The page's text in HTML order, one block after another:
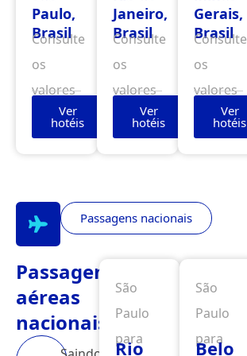
Paulo,
Brasil
Consulte
os
valores
Ver
hotéis
Janeiro,
Brasil
Consulte
os
valores
Ver
hotéis
Gerais,
Brasil
Consulte
os
valores
Ver
hotéis
Passagens nacionais
Passagens
aéreas
nacionais
São
Paulo
para
Rio
São
Paulo
para
Belo